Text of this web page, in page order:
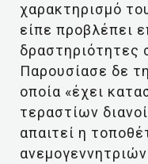
χαρακτηρισμό
είπε προβλέπει
δραστηριότητες
Παρουσίασε δε
οποία «έχει
τεραστίων
απαιτεί η